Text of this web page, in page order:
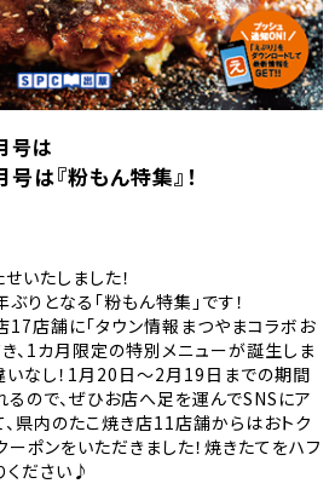
号は
は『粉もん特集』！
いたしました！
となる「粉もん特集」です！
店舗に「タウン情報まつやまコラボお
、1カ月限定の特別メニューが誕生しま
いなし！1月20日～2月19日までの期間
ので、ぜひお店へ足を運んでSNSにア
、県内のたこ焼き店11店舗からはおトク
ポンをいただきました！焼きたてをハフ
ください♪